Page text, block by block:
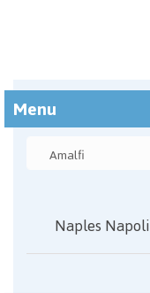
Menu
Naples Napoli